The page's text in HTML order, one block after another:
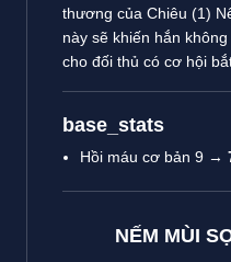
thương của Chiêu (1)
này sẽ khiến hắn
cho đối thủ có cơ hội
base_stats
Hồi máu cơ bản 9 →
NẾM MÙI